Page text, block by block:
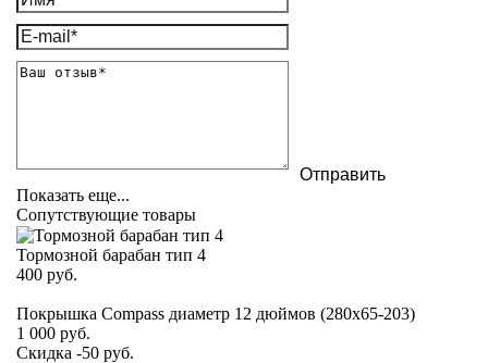
Показать еще...
Сопутствующие товары
Тормозной барабан тип 4
400 руб.
Покрышка Compass диаметр 12 дюймов (280х65-203)
1 000 руб.
Скидка -50 руб.